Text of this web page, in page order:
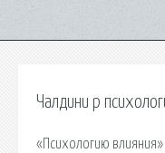
Чалдини р
«Психологию влияния»